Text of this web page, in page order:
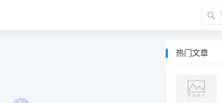
热门文章